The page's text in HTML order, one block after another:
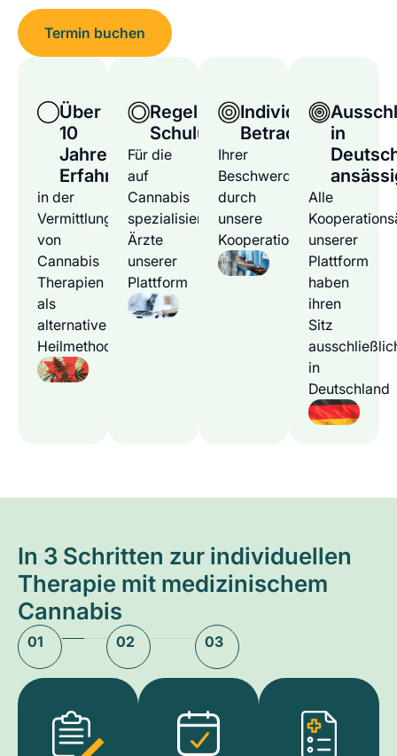
Termin buchen
Über
10
Jahre
Erfahrung
in der
Vermittlung
von
Cannabis
Therapien
als
alternative
Heilmethode
Regelmäßige
Schulungen
Für die
auf
Cannabis
spezialisierten
Ärzte
unserer
Plattform
Individuelle
Betrachtung
Ihrer
Beschwerden
durch
unsere
Kooperationsärzte
in
Alle
unserer
Plattform
haben
ihren
Sitz
in
Deutschland
In 3 Schritten zur individuellen
Therapie mit medizinischem
Cannabis
01 02 03